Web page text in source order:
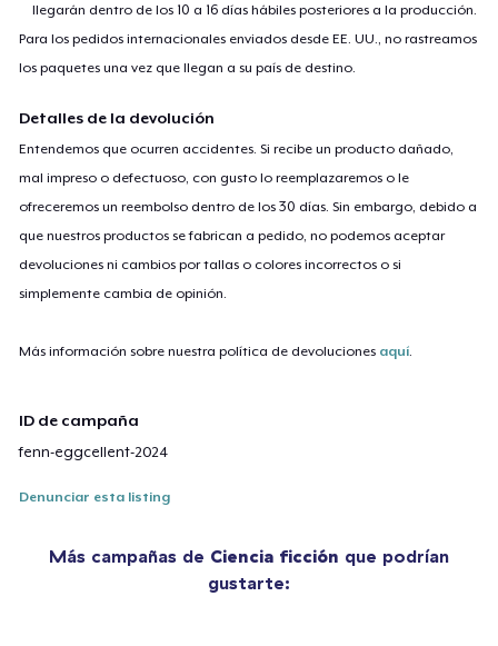
llegarán dentro de los 10 a 16 días hábiles posteriores a la producción.
Para los pedidos internacionales enviados desde EE. UU., no rastreamos
los paquetes una vez que llegan a su país de destino.
Detalles de la devolución
Entendemos que ocurren accidentes. Si recibe un producto dañado,
mal impreso o defectuoso, con gusto lo reemplazaremos o le
ofreceremos un reembolso dentro de los 30 días. Sin embargo, debido a
que nuestros productos se fabrican a pedido, no podemos aceptar
devoluciones ni cambios por tallas o colores incorrectos o si
simplemente cambia de opinión.
Más información sobre nuestra política de devoluciones aquí.
ID de campaña
fenn-eggcellent-2024
Denunciar esta listing
Más campañas de Ciencia ficción que podrían
gustarte: